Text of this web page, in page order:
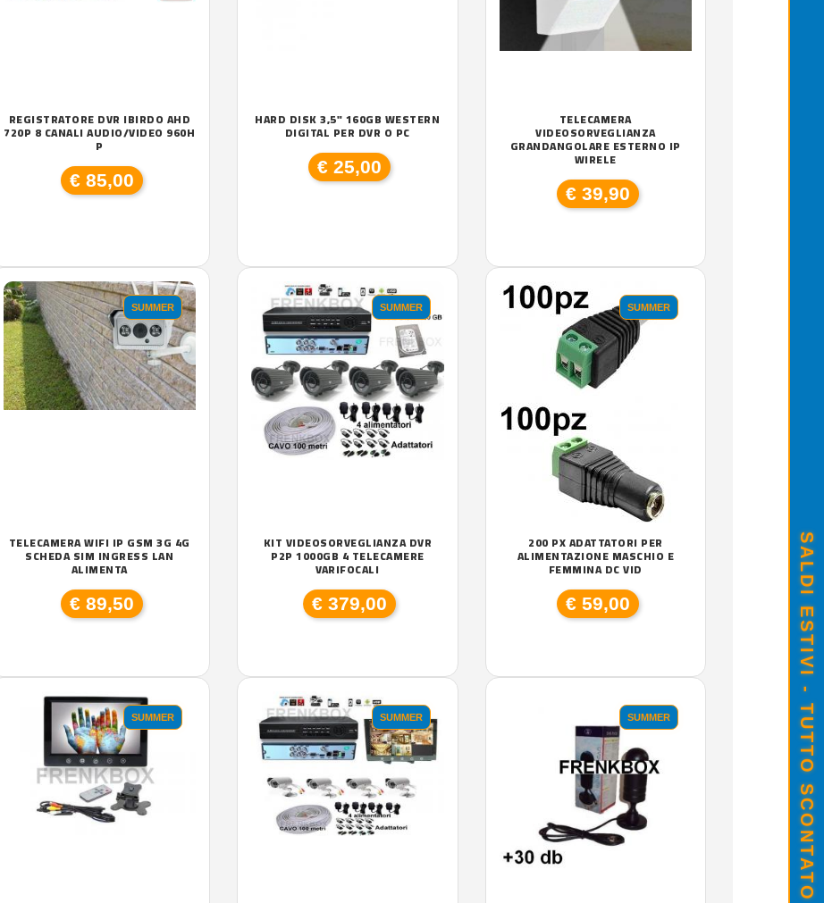
REGISTRATORE DVR IBIRDO AHD
720P 8 CANALI AUDIO/VIDEO 960H
P
€ 85,00
HARD DISK 3,5" 160GB WESTERN
DIGITAL PER DVR O PC
€ 25,00
TELECAMERA
VIDEOSORVEGLIANZA
GRANDANGOLARE ESTERNO IP
WIRELE
€ 39,90
SUMMER
TELECAMERA WIFI IP GSM 3G 4G
SCHEDA SIM INGRESS LAN
ALIMENTA
€ 89,50
SUMMER
KIT VIDEOSORVEGLIANZA DVR
P2P 1000GB 4 TELECAMERE
VARIFOCALI
€ 379,00
SUMMER
200 PX ADATTATORI PER
ALIMENTAZIONE MASCHIO E
FEMMINA DC VID
€ 59,00
SUMMER SUMMER SUMMER SALDI ESTIVI - TUTTO SCONTATO